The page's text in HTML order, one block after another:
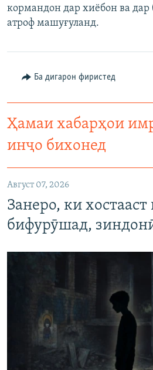
ГУЗОРИШҲОИ РАДИОӢ
Русский
ПАЙГИРӢ КУНЕД
Ҳамаи сомонаҳои RFE/RL
кормандон дар хиёбон ва дар
атроф машуғуланд.
Ба дигарон фиристед
Ҳамаи хабарҳои
инҷо бихонед
Август 07, 2026
Занеро, ки
бифурӯшад,